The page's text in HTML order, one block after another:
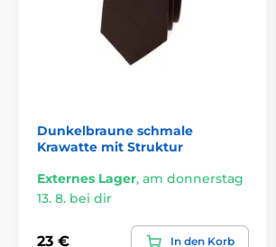
Dunkelbraune schmale
Krawatte mit Struktur
Externes Lager, am donnerstag
13. 8. bei dir
23 € In den Korb